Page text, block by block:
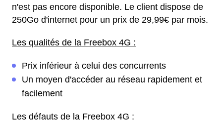
n'est pas encore disponible. Le client dispose de
250Go d'internet pour un prix de 29,99€ par mois.
Les qualités de la Freebox 4G :
Prix inférieur à celui des concurrents
Un moyen d'accéder au réseau rapidement et
facilement
Les défauts de la Freebox 4G :